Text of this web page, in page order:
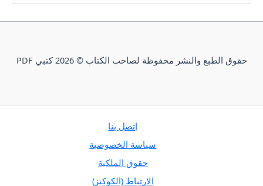
حقوق الطبع والنشر محفوظة لصاحب الكتاب © 2026 كتبي PDF
إتصل بنا
سياسة الخصوصية
حقوق الملكية
الارتباط (الكوكيز)